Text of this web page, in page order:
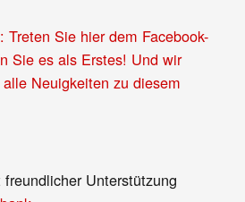
Treten Sie hier dem Facebook-
Sie es als Erstes! Und wir
Neuigkeiten zu diesem
Unterstützung